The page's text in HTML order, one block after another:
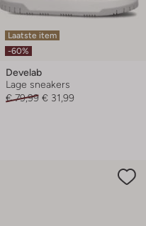
Laatste item
-60%
Develab
Lage sneakers
€ 79,99 € 31,99